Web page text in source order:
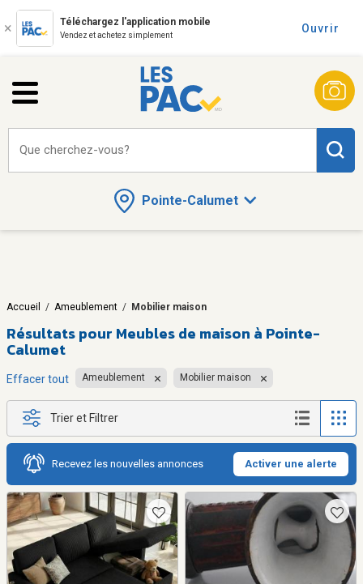
Téléchargez l'application mobile
Vendez et achetez simplement
Ouvrir
Pointe-Calumet
Que cherchez-vous?
Accueil / Ameublement / Mobilier maison
Résultats pour Meubles de maison à Pointe-
Calumet
Effacer tout Ameublement Mobilier maison
Trier et Filtrer
Recevez les nouvelles annonces Activer une alerte